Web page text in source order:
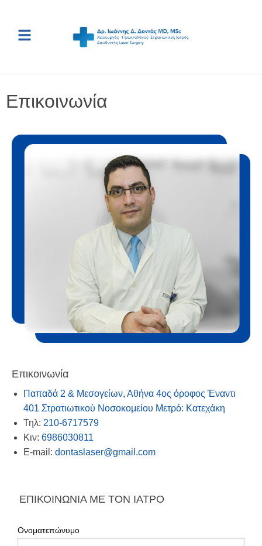
Επικοινωνία
Επικοινωνία
Παπαδά 2 & Μεσογείων, Αθήνα 4ος όροφος Έναντι
401 Στρατιωτικού Νοσοκομείου Μετρό: Κατεχάκη
Τηλ: 210-6717579
Κιν: 6986030811
E-mail: dontaslaser@gmail.com
ΕΠΙΚΟΙΝΩΝΙΑ ΜΕ ΤΟΝ ΙΑΤΡΟ
Ονοματεπώνυμο